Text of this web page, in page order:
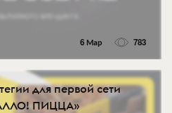
6 Мар 783
для первой сети
ПИЦЦА»